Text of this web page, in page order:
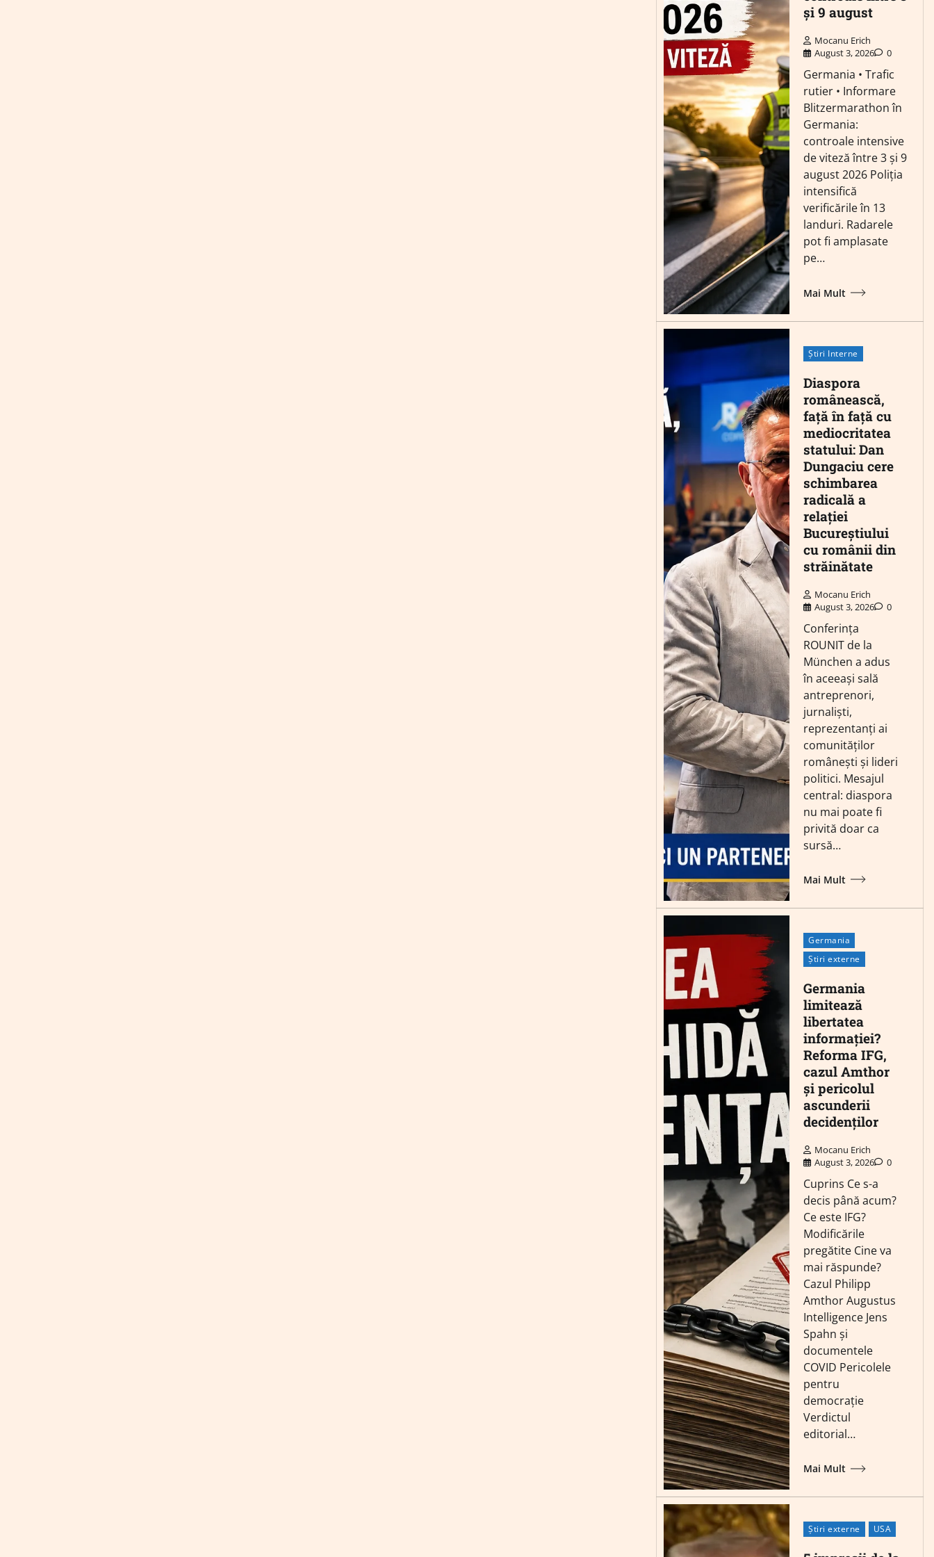
și 9 august
Mocanu Erich
August 3, 2026
0
Germania • Trafic
rutier • Informare
Blitzermarathon în
Germania:
controale intensive
de viteză între 3 și 9
august 2026 Poliția
intensifică
verificările în 13
landuri. Radarele
pot fi amplasate
pe…
Mai Mult
Știri Interne
Diaspora
românească,
față în față cu
mediocritatea
statului: Dan
Dungaciu cere
schimbarea
radicală a
relației
Bucureștiului
cu românii din
străinătate
Mocanu Erich
August 3, 2026
0
Conferința
ROUNIT de la
München a adus
în aceeași sală
antreprenori,
jurnaliști,
reprezentanți ai
comunităților
românești și lideri
politici. Mesajul
central: diaspora
nu mai poate fi
privită doar ca
sursă…
Mai Mult
Germania
Știri externe
Germania
limitează
libertatea
informației?
Reforma IFG,
cazul Amthor
și pericolul
ascunderii
decidenților
Mocanu Erich
August 3, 2026
0
Cuprins Ce s-a
decis până acum?
Ce este IFG?
Modificările
pregătite Cine va
mai răspunde?
Cazul Philipp
Amthor Augustus
Intelligence Jens
Spahn și
documentele
COVID Pericolele
pentru
democrație
Verdictul
editorial…
Mai Mult
Știri externe USA